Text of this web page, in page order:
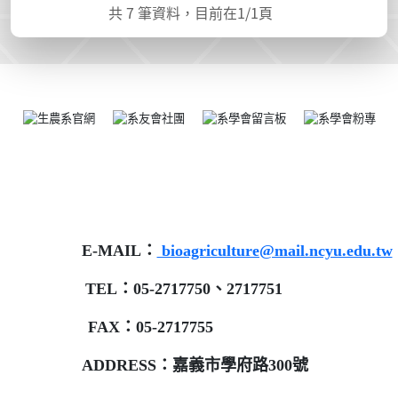
共7 筆資料，目前在1/1頁
E-MAIL： bioagriculture@mail.ncyu.edu.tw
TEL：05-2717750、2717751
FAX：05-2717755
ADDRESS：嘉義市學府路300號